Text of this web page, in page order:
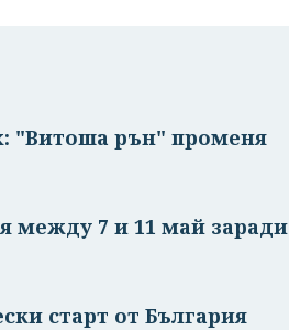
"Витоша рън" променя
между 7 и 11 май заради
старт от България